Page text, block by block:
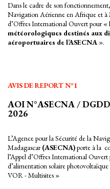
Dans le cadre de son
Navigation Aérienne en Afrique et
d’Offres International Ouvert pour «
météorologiques destinés aux
aéroportuaires de l’ASECNA ».
AVIS DE REPORT N°1
AOI N°ASECNA /
2026
L’Agence pour la Sécurité de la
Madagascar(ASECNA)porte à la
l’Appel d’Offres International
d’alimentation solaire
VOR - Multisites »